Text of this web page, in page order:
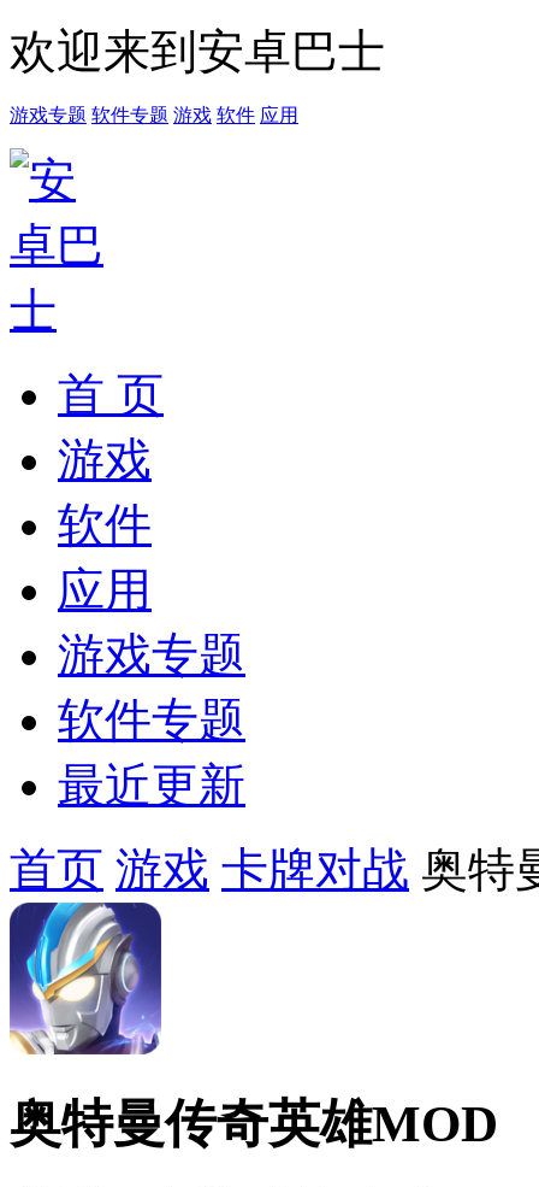
欢迎来到安卓巴士
游戏专题 软件专题 游戏 软件 应用
首 页
游戏
软件
应用
游戏专题
软件专题
最近更新
首页 游戏 卡牌对战 奥特
奥特曼传奇英雄MOD